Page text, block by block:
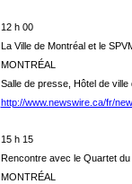
12 h 00
La Ville de Montréal et le
MONTRÉAL
Salle de presse, Hôtel de
http://www.newswire.ca/fr/
15 h 15
Rencontre avec le Quartet
MONTRÉAL